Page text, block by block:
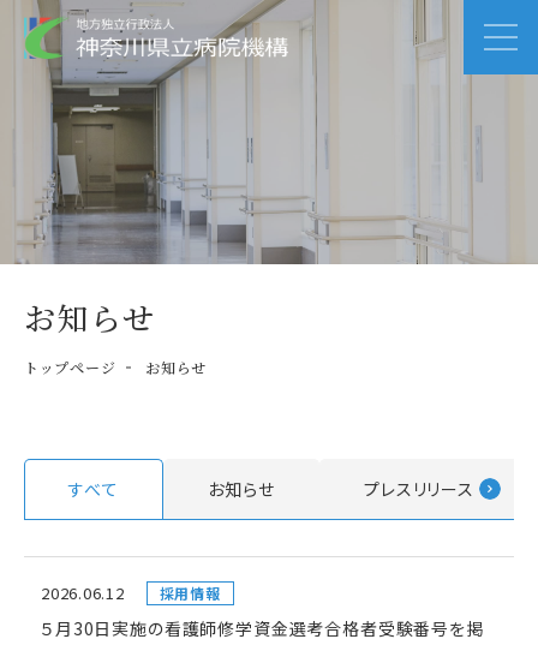
お知らせ
トップページ お知らせ
すべて お知らせ プレスリリース
2026.06.12 採用情報
５月30日実施の看護師修学資金選考合格者受験番号を掲